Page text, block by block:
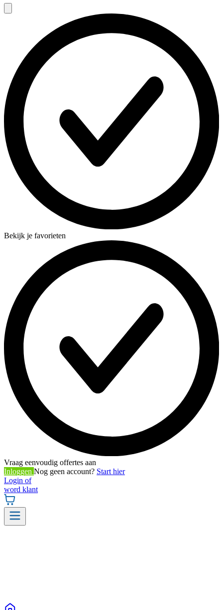
Bekijk je favorieten
Vraag eenvoudig offertes aan
Inloggen Nog geen account? Start hier
Login of
word klant